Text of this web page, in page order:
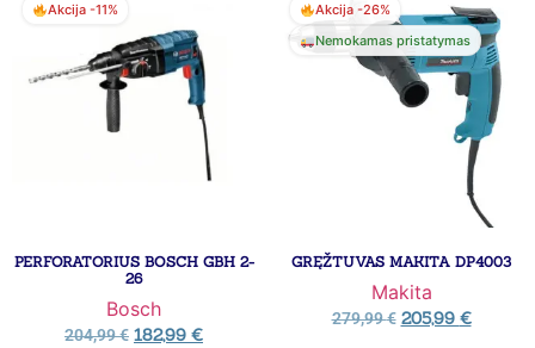
Akcija -11%
PERFORATORIUS BOSCH GBH 2-
26
Bosch
204,99€ 182,99 €
Akcija -26%
Nemokamas pristatymas
GRĘŽTUVAS MAKITA DP4003
Makita
279,99€ 205,99 €